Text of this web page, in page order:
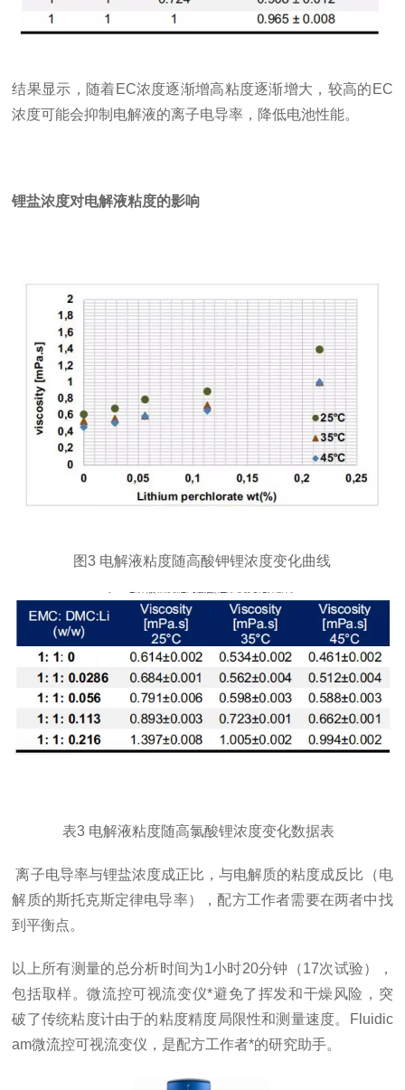
结果显示，随着EC浓度逐渐增高粘度逐渐增大，较高的EC
浓度可能会抑制电解液的离子电导率，降低电池性能。
锂盐浓度对电解液粘度的影响
图3 电解液粘度随高酸钾锂浓度变化曲线
表3 电解液粘度随高氯酸锂浓度变化数据表
离子电导率与锂盐浓度成正比，与电解质的粘度成反比（电
解质的斯托克斯定律电导率），配方工作者需要在两者中找
到平衡点。
以上所有测量的总分析时间为1小时20分钟（17次试验），
包括取样。微流控可视流变仪*避免了挥发和干燥风险，突
破了传统粘度计由于的粘度精度局限性和测量速度。Fluidic
am微流控可视流变仪，是配方工作者*的研究助手。